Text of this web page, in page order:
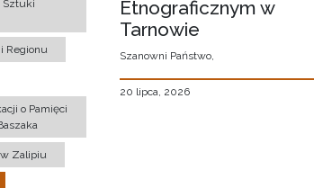
Sztuki
Regionu
o Pamięci
w Zalipiu
Etnograficznym w
Tarnowie
Szanowni Państwo,
20 lipca, 2026